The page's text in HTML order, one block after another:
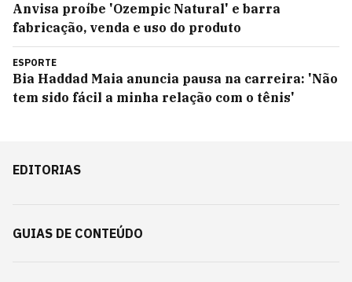
Anvisa proíbe 'Ozempic Natural' e barra
fabricação, venda e uso do produto
ESPORTE
Bia Haddad Maia anuncia pausa na carreira: 'Não
tem sido fácil a minha relação com o tênis'
EDITORIAS
GUIAS DE CONTEÚDO